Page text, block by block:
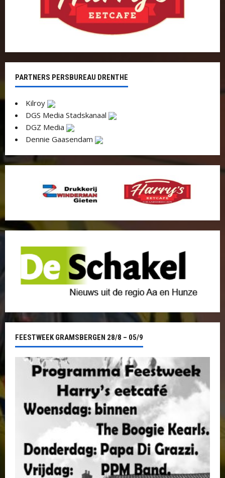
PARTNERS PERSBUREAU DRENTHE
Kilroy
DGS Media Stadskanaal
DGZ Media
Dennie Gaasendam
FEESTWEEK GRAMSBERGEN 28/8 – 05/9